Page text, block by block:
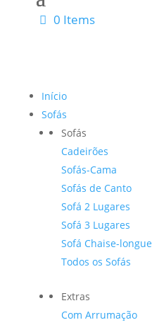
0 Items
Início
Sofás
Sofás
Cadeirões
Sofás-Cama
Sofás de Canto
Sofá 2 Lugares
Sofá 3 Lugares
Sofá Chaise-longue
Todos os Sofás
Extras
Com Arrumação